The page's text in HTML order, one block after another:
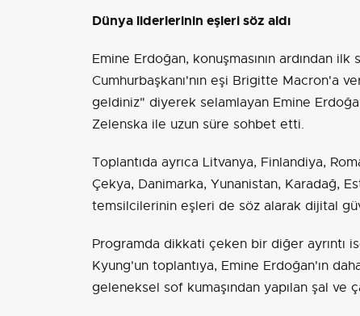
Dünya liderlerinin eşleri söz aldı
Emine Erdoğan, konuşmasının ardından
Cumhurbaşkanı'nın eşi Brigitte Macron'a
geldiniz" diyerek selamlayan Emine
Zelenska ile uzun süre sohbet etti.
Toplantıda ayrıca Litvanya, Finlandiya,
Çekya, Danimarka, Yunanistan, Karadağ,
temsilcilerinin eşleri de söz alarak dijital
Programda dikkati çeken bir diğer ayrıntı
Kyung'un toplantıya, Emine Erdoğan'ın
geleneksel sof kumaşından yapılan şal ve